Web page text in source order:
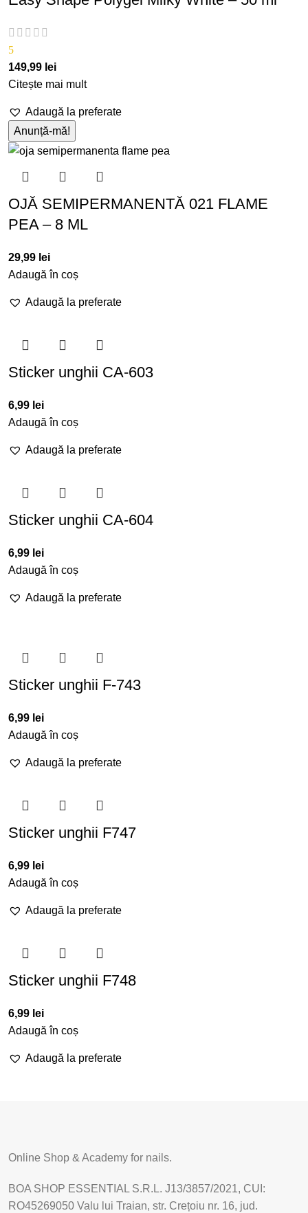
5
149,99 lei
Citește mai mult
Adaugă la preferate
OJĂ SEMIPERMANENTĂ 021 FLAME
PEA – 8 ML
29,99 lei
Adaugă în coș
Adaugă la preferate
Sticker unghii CA-603
6,99 lei
Adaugă în coș
Adaugă la preferate
Sticker unghii CA-604
6,99 lei
Adaugă în coș
Adaugă la preferate
Sticker unghii F-743
6,99 lei
Adaugă în coș
Adaugă la preferate
Sticker unghii F747
6,99 lei
Adaugă în coș
Adaugă la preferate
Sticker unghii F748
6,99 lei
Adaugă în coș
Adaugă la preferate
Online Shop & Academy for nails.
BOA SHOP ESSENTIAL S.R.L. J13/3857/2021, CUI:
RO45269050 Valu lui Traian, str. Crețoiu nr. 16, jud.